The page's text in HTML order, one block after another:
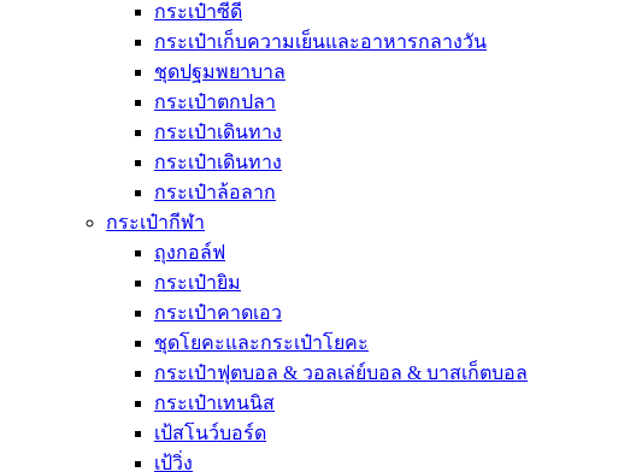
กระเป๋าซีดี
กระเป๋าเก็บความเย็นและอาหารกลางวัน
ชุดปฐมพยาบาล
กระเป๋าตกปลา
กระเป๋าเดินทาง
กระเป๋าเดินทาง
กระเป๋าล้อลาก
กระเป๋ากีฬา
ถุงกอล์ฟ
กระเป๋ายิม
กระเป๋าคาดเอว
ชุดโยคะและกระเป๋าโยคะ
กระเป๋าฟุตบอล & วอลเล่ย์บอล & บาสเก็ตบอล
กระเป๋าเทนนิส
เป้สโนว์บอร์ด
เป้วิ่ง